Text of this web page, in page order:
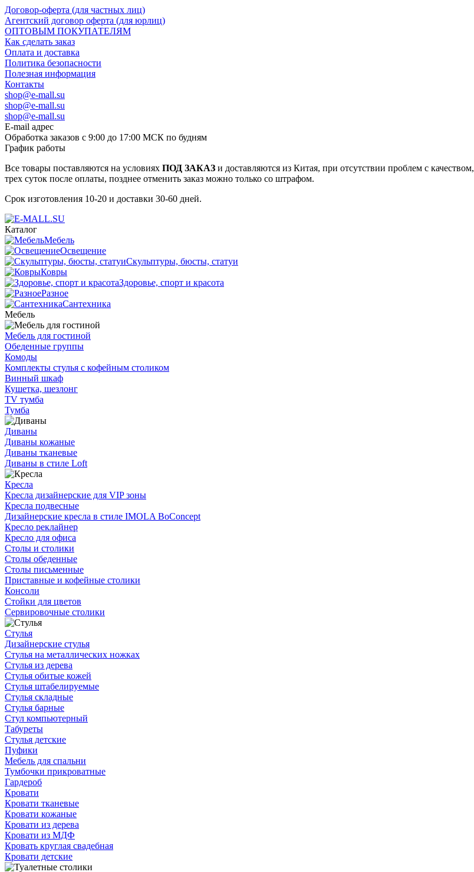
Договор-оферта (для частных лиц)
Агентский договор оферта (для юрлиц)
ОПТОВЫМ ПОКУПАТЕЛЯМ
Как сделать заказ
Оплата и доставка
Политика безопасности
Полезная информация
Контакты
shop@e-mall.su
shop@e-mall.su
shop@e-mall.su
E-mail адрес
Обработка заказов с 9:00 до 17:00 МСК по будням
График работы
Все товары поставляются на условиях ПОД ЗАКАЗ и доставляются из Китая, при отсутствии проблем с качеством,
трех суток после оплаты, позднее отменить заказ можно только со штрафом.
Срок изготовления 10-20 и доставки 30-60 дней.
Каталог
Мебель
Освещение
Скульптуры, бюсты, статуи
Ковры
Здоровье, спорт и красота
Разное
Сантехника
Мебель
Мебель для гостиной
Обеденные группы
Комоды
Комплекты стулья с кофейным столиком
Винный шкаф
Кушетка, шезлонг
TV тумба
Тумба
Диваны
Диваны кожаные
Диваны тканевые
Диваны в стиле Loft
Кресла
Кресла дизайнерские для VIP зоны
Кресла подвесные
Дизайнерские кресла в стиле IMOLA BoConcept
Кресло реклайнер
Кресло для офиса
Столы и столики
Столы обеденные
Столы письменные
Приставные и кофейные столики
Консоли
Стойки для цветов
Сервировочные столики
Стулья
Дизайнерские стулья
Стулья на металлических ножках
Стулья из дерева
Стулья обитые кожей
Стулья штабелируемые
Стулья складные
Стулья барные
Стул компьютерный
Табуреты
Стулья детские
Пуфики
Мебель для спальни
Тумбочки прикроватные
Гардероб
Кровати
Кровати тканевые
Кровати кожаные
Кровати из дерева
Кровати из МДФ
Кровать круглая свадебная
Кровати детские